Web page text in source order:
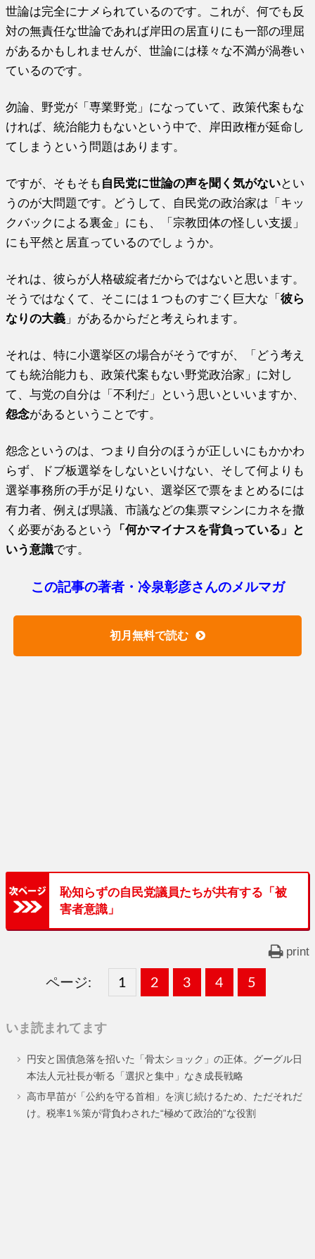
世論は完全にナメられているのです。これが、何でも反
対の無責任な世論であれば岸田の居直りにも一部の理屈
があるかもしれませんが、世論には様々な不満が渦巻い
ているのです。
勿論、野党が「専業野党」になっていて、政策代案もな
ければ、統治能力もないという中で、岸田政権が延命し
てしまうという問題はあります。
ですが、そもそも 自民党に世論の声を聞く気がないとい
うのが大問題です。どうして、自民党の政治家は「キッ
クバックによる裏金」にも、「宗教団体の怪しい支援」
にも平然と居直っているのでしょうか。
それは、彼らが人格破綻者だからではないと思います。
そうではなくて、そこには１つものすごく巨大な「彼ら
なりの大義 」があるからだと考えられます。
それは、特に小選挙区の場合がそうですが、「どう考え
ても統治能力も、政策代案もない野党政治家」に対し
て、与党の自分は「不利だ」という思いといいますか、
怨念があるということです。
怨念というのは、つまり自分のほうが正しいにもかかわ
らず、ドブ板選挙をしないといけない、そして何よりも
選挙事務所の手が足りない、選挙区で票をまとめるには
有力者、例えば県議、市議などの集票マシンにカネを撒
く必要があるという
「何かマイナスを背負っている」と
いう意識です。
この記事の著者・冷泉彰彦さんのメルマガ
初月無料で読む
恥知らずの自民党議員たちが共有する「被
害者意識」
print
ページ:
固
ー
ジ
1 ,
固
ー
ジ
2 ,
固
ー
ジ
3 ,
固
ー
ジ
4 ,
固
ー
ジ
5
いま読まれてます
円安と国債急落を招いた「骨太ショック」の正体。グーグル日
本法人元社長が斬る「選択と集中」なき成長戦略
高市早苗が「公約を守る首相」を演じ続けるため、ただそれだ
け。税率1％策が背負わされた“極めて政治的”な役割